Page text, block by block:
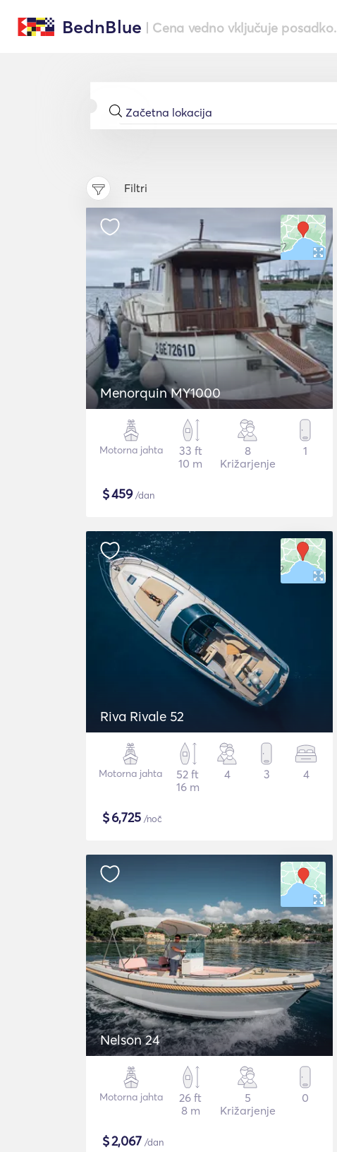
BednBlue | Cena vedno vključuje posadko.
Filtri
Menorquin MY1000
Motorna jahta
33 ft
10 m
8
Križarjenje
1
$459/dan
Riva Rivale 52
Motorna jahta
52 ft
16 m
4 3 4
$6,725 /noč
Nelson 24
Motorna jahta
26 ft
8 m
5
Križarjenje
0
$2,067 /dan